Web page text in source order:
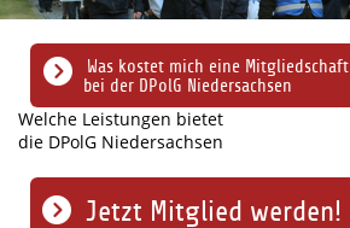
Was kostet mich eine Mitgliedschaft
bei der DPolG Niedersachsen
Welche Leistungen bietet
die DPolG Niedersachsen
Jetzt Mitglied werden!